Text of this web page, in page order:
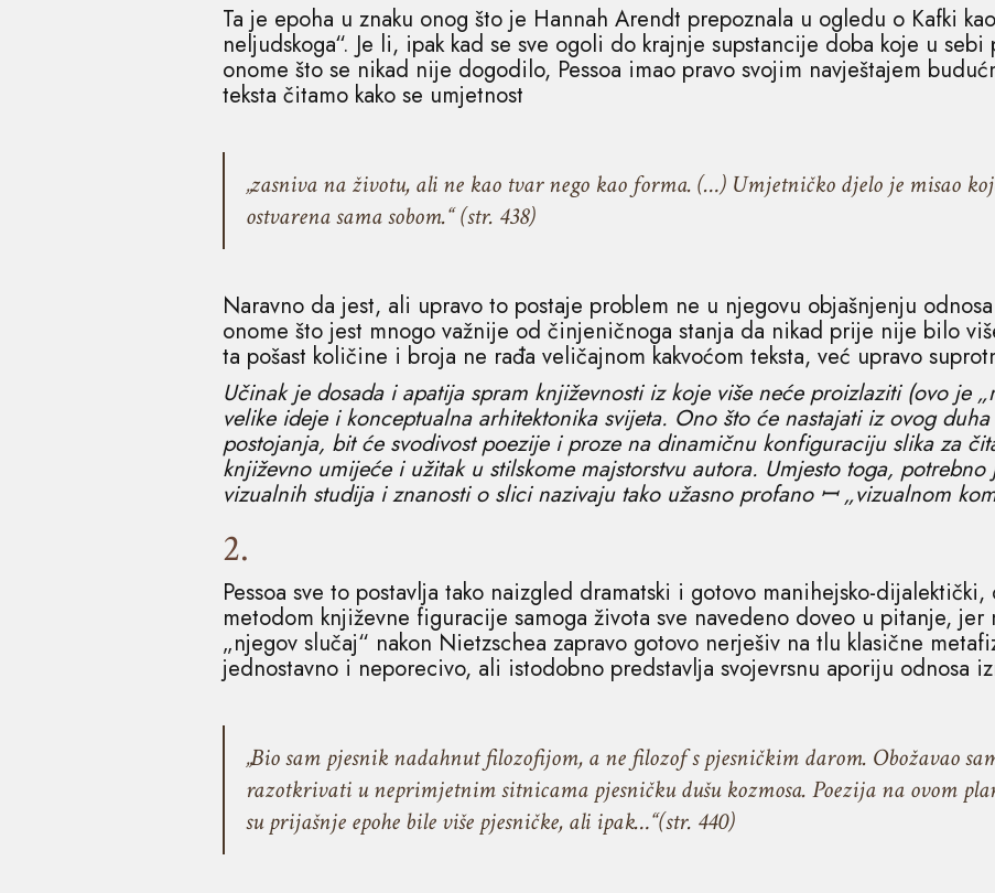
Ta je epoha u znaku onog što je Hannah Arendt prepoznala u ogledu o Kafki
neljudskoga“. Je li, ipak kad se sve ogoli do krajnje supstancije doba koje u
onome što se nikad nije dogodilo, Pessoa imao pravo svojim navještajem
teksta čitamo kako se umjetnost
„zasniva na životu, ali ne kao tvar nego kao forma. (…) Umjetničko djelo je misao
ostvarena sama sobom.“ (str. 438)
Naravno da jest, ali upravo to postaje problem ne u njegovu objašnjenju
onome što jest mnogo važnije od činjeničnoga stanja da nikad prije nije bilo
ta pošast količine i broja ne rađa veličajnom kakvoćom teksta, već upravo
Učinak je dosada i apatija spram književnosti iz koje više neće proizlaziti (ovo je
velike ideje i konceptualna arhitektonika svijeta. Ono što će nastajati iz ovog
postojanja, bit će svodivost poezije i proze na dinamičnu konfiguraciju slika za
književno umijeće i užitak u stilskome majstorstvu autora. Umjesto toga,
vizualnih studija i znanosti o slici nazivaju tako užasno profano ꟷ „vizualnom
2.
Pessoa sve to postavlja tako naizgled dramatski i gotovo manihejsko-
metodom književne figuracije samoga života sve navedeno doveo u pitanje, jer
„njegov slučaj“ nakon Nietzschea zapravo gotovo nerješiv na tlu klasične
jednostavno i neporecivo, ali istodobno predstavlja svojevrsnu aporiju odnosa
„Bio sam pjesnik nadahnut filozofijom, a ne filozof s pjesničkim darom. Obožavao
razotkrivati u neprimjetnim sitnicama pjesničku dušu kozmosa. Poezija na ovom
su prijašnje epohe bile više pjesničke, ali ipak…“(str. 440)